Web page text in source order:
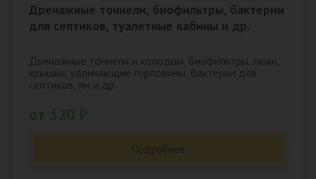
Дренажные тоннели, биофильтры, бактерии
для септиков, туалетные кабины и др.
Дренажные тоннели и колодцы, биофильтры, люки,
крышки, удлиняющие горловины, бактерии для
септиков, ям и др.
Подробнее